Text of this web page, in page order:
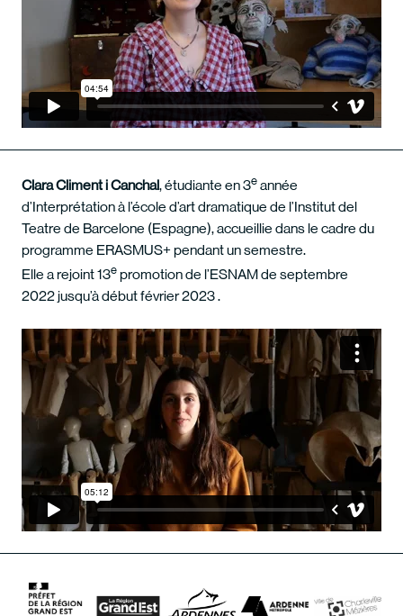
Clara Climent i Canchal, étudiante en 3e année
d’Interprétation à l’école d’art dramatique de l’Institut del
Teatre de Barcelone (Espagne), accueillie dans le cadre du
programme ERASMUS+ pendant un semestre.
Elle a rejoint 13e promotion de l’ESNAM de septembre
2022 jusqu’à début février 2023 .